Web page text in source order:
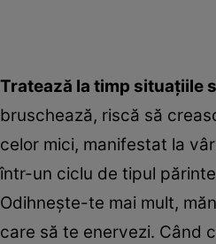
Tratează la timp situaţiile
bruschează, riscă să
celor mici, manifestat la
într-un ciclu de tipul
Odihneşte-te mai mult,
care să te enervezi. Când